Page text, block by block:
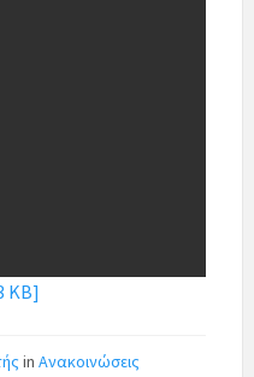
KB]
in Ανακοινώσεις